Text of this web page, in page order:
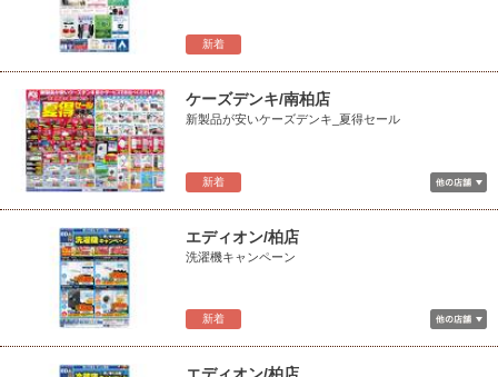
新着
新着
ケーズデンキ/南柏店
新製品が安いケーズデンキ_夏得セール
新着
エディオン/柏店
洗濯機キャンペーン